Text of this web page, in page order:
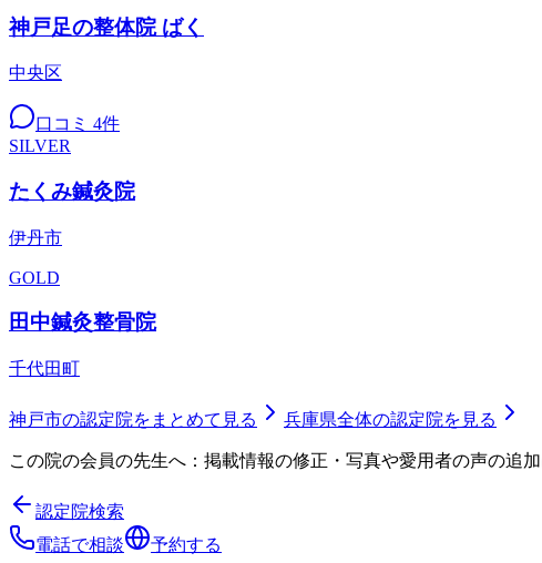
神戸足の整体院 ばく
中央区
口コミ 4件
SILVER
たくみ鍼灸院
伊丹市
GOLD
田中鍼灸整骨院
千代田町
神戸市の認定院をまとめて見る 兵庫県全体の認定院を見る
この院の会員の先生へ：掲載情報の修正・写真や愛用者の声の追
認定院検索
電話で相談
予約する